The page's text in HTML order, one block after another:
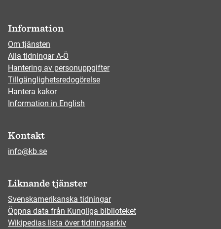
Information
Om tjänsten
Alla tidningar A-Ö
Hantering av personuppgifter
Tillgänglighetsredogörelse
Hantera kakor
Information in English
Kontakt
info@kb.se
Liknande tjänster
Svenskamerikanska tidningar
Öppna data från Kungliga biblioteket
Wikipedias lista över tidningsarkiv